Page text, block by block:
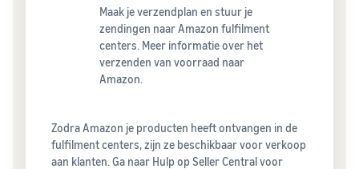
Maak je verzendplan en stuur je
zendingen naar Amazon fulfilment
centers. Meer informatie over het
verzenden van voorraad naar
Amazon.
Zodra Amazon je producten heeft ontvangen in de
fulfilment centers, zijn ze beschikbaar voor verkoop
aan klanten. Ga naar Hulp op Seller Central voor